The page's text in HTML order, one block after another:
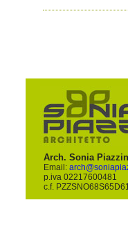
Arch. Sonia
Email:
p.iva 02217600481
c.f.